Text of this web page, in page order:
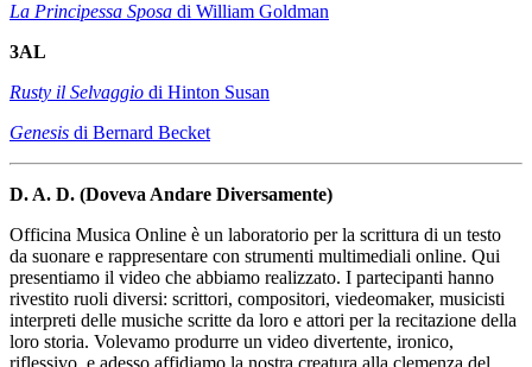
La Principessa Sposa di William Goldman
3AL
Rusty il Selvaggio di Hinton Susan
Genesis di Bernard Becket
D. A. D. (Doveva Andare Diversamente)
Officina Musica Online è un laboratorio per la scrittura di un testo
da suonare e rappresentare con strumenti multimediali online. Qui
presentiamo il video che abbiamo realizzato. I partecipanti hanno
rivestito ruoli diversi: scrittori, compositori, viedeomaker, musicisti
interpreti delle musiche scritte da loro e attori per la recitazione della
loro storia. Volevamo produrre un video divertente, ironico,